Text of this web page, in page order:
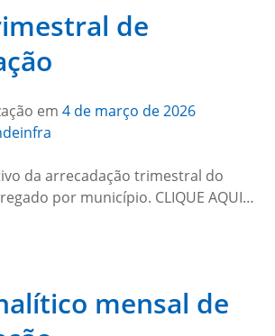
de
em 4 de março de 2026
da arrecadação trimestral do
por município. CLIQUE AQUI…
mensal de